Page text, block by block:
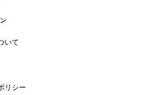
いて
リシー
ミン市からのアクセスのおす